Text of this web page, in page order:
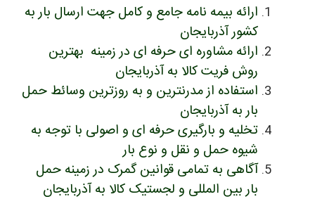
ارائه بیمه نامه جامع و کامل جهت ارسال بار به
کشور آذربایجان
ارائه مشاوره ای حرفه ای در زمینه بهترین
روش فریت کالا به آذربایجان
استفاده از مدرنترین و به روزترین وسائط حمل
بار به آذربایجان
تخلیه و بارگیری حرفه ای و اصولی با توجه به
شیوه حمل و نقل و نوع بار
آگاهی به تمامی قوانین گمرک در زمینه حمل
بار بین المللی و لجستیک کالا به آذربایجان